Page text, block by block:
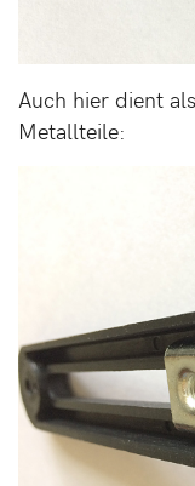
Auch hier dient
Metallteile: